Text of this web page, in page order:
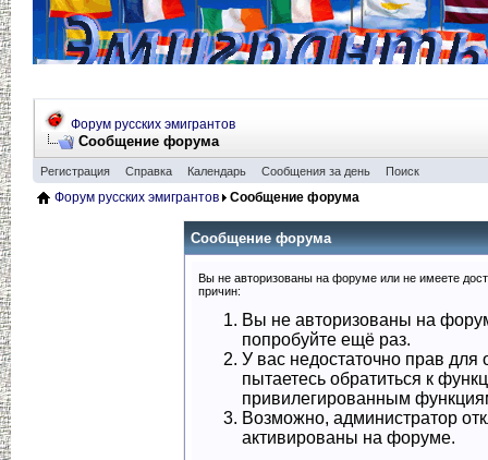
Форум русских эмигрантов
Сообщение форума
Регистрация Справка Календарь Сообщения за день Поиск
Форум русских эмигрантов Сообщение форума
Сообщение форума
Вы не авторизованы на форуме или не имеете
причин:
Вы не авторизованы на
попробуйте ещё раз.
У вас недостаточно прав
пытаетесь обратиться к
привилегированным
Возможно, администратор
активированы на форуме.